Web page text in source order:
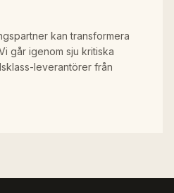
kan transformera
går igenom sju kritiska
leverantörer från